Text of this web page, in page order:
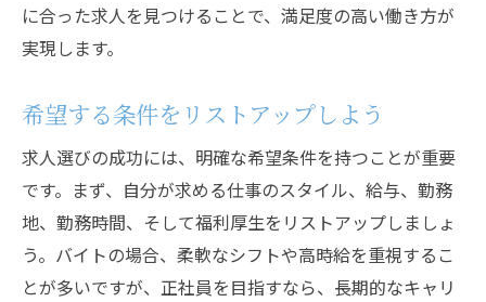
に合った求人を見つけることで、満足度の高い働き方が
実現します。
希望する条件をリストアップしよう
求人選びの成功には、明確な希望条件を持つことが重要
です。まず、自分が求める仕事のスタイル、給与、勤務
地、勤務時間、そして福利厚生をリストアップしましょ
う。バイトの場合、柔軟なシフトや高時給を重視するこ
とが多いですが、正社員を目指すなら、長期的なキャリ